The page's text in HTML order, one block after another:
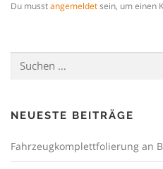
Du musstangemeldetsein, um einen
nach:
NEUESTE BEITRÄGE
Fahrzeugkomplettfolierung an